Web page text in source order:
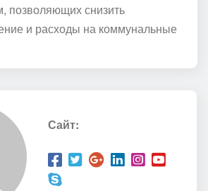
позволяющих снизить
и расходы на коммунальные
Сайт: